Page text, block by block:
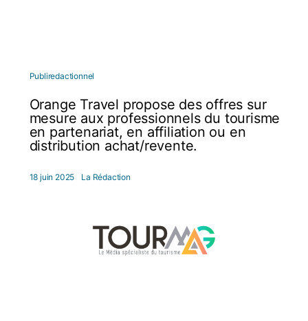
Publiredactionnel
Orange Travel propose des offres sur
mesure aux professionnels du tourisme
en partenariat, en affiliation ou en
distribution achat/revente.
18 juin 2025 La Rédaction